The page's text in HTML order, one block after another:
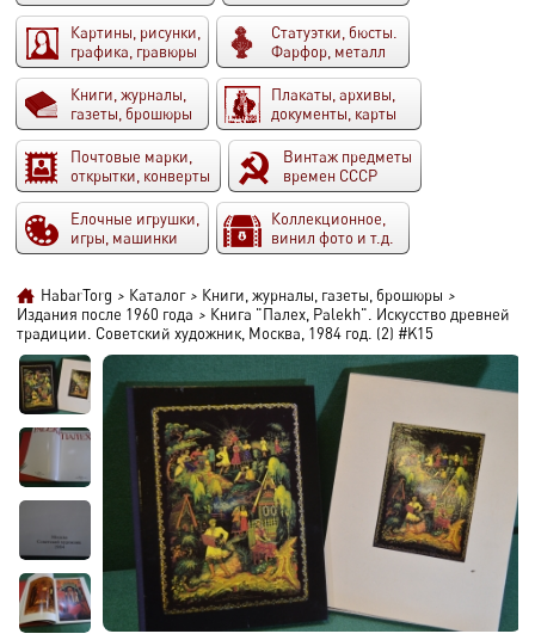
Картины, рисунки,
графика, гравюры
Статуэтки, бюсты.
Фарфор, металл
Книги, журналы,
газеты, брошюры
Плакаты, архивы,
документы, карты
Почтовые марки,
открытки, конверты
Винтаж предметы
времен СССР
Елочные игрушки,
игры, машинки
Коллекционное,
винил фото и т.д.
HabarTorg > Каталог > Книги, журналы, газеты, брошюры >
Издания после 1960 года > Книга "Палех, Palekh". Искусство древней
традиции. Советский художник, Москва, 1984 год. (2) #K15